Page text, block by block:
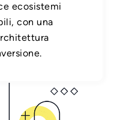
ecosistemi
con una